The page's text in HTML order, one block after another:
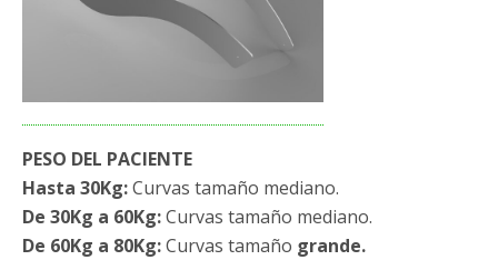
PESO DEL PACIENTE
Hasta 30Kg:Curvas tamaño mediano.
De 30Kg a 60Kg:Curvas tamaño mediano.
De 60Kg a 80Kg:Curvas tamaño grande.